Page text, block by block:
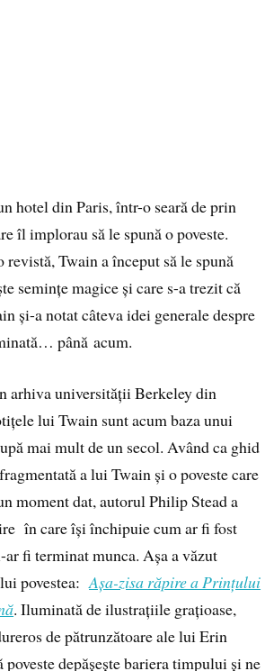
hotel din Paris, într-o seară de prin
îl implorau să le spună o poveste.
Twain a început să le spună
semințe magice și care s-a trezit că
și-a notat câteva idei generale despre
până acum.
arhiva universității Berkeley din
lui Twain sunt acum baza unui
mai mult de un secol. Având ca ghid
a lui Twain și o poveste care
moment dat, autorul Philip Stead a
în care își închipuie cum ar fi fost
ar fi terminat munca. Așa a văzut
povestea:Așa-zisa răpire a Prințului
. Iluminată de ilustrațiile grațioase,
de pătrunzătoare ale lui Erin
poveste depășește bariera timpului și ne